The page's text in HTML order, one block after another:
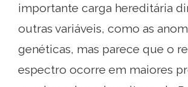
importante carga hereditária
outras variáveis, como as
genéticas, mas parece que o
espectro ocorre em maiores